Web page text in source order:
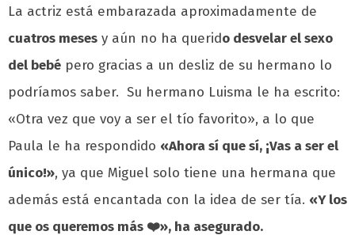
La actriz está embarazada aproximadamente de
cuatros meses y aún no ha querido desvelar el sexo
del bebé pero gracias a un desliz de su hermano lo
podríamos saber. Su hermano Luisma le ha escrito:
«Otra vez que voy a ser el tío favorito», a lo que
Paula le ha respondido «Ahora sí que sí, ¡Vas a ser el
único!», ya que Miguel solo tiene una hermana que
además está encantada con la idea de ser tía. «Y los
que os queremos más ❤️», ha asegurado.